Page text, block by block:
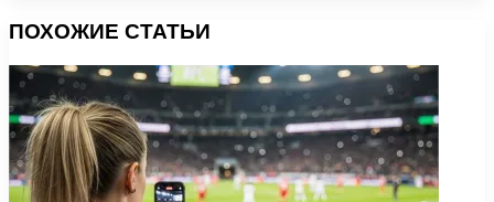
ПОХОЖИЕ СТАТЬИ